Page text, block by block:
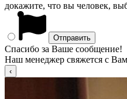
докажите, что вы человек,
Спасибо за Ваше сообщение!
Наш менеджер свяжется с